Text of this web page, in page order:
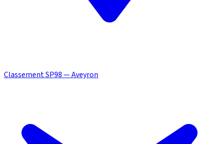
Classement SP98 — Aveyron